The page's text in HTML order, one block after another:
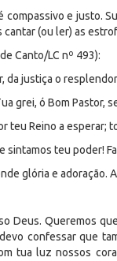
compassivo e justo.
(ou ler) as
Canto/LC nº 493):
da justiça o
grei, ó Bom Pastor,
teu Reino a esperar;
sintamos teu poder!
glória e adoração.
Deus. Queremos
confessar que
tua luz nossos